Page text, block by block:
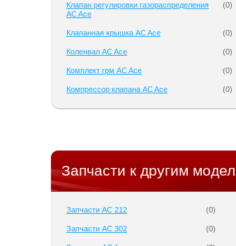
Клапан регулировки газораспределения
AC Ace
(0)
Клапанная крышка AC Ace (0)
Коленвал AC Ace (0)
Комплект грм AC Ace (0)
Компрессор клапана AC Ace (0)
Запчасти к другим
Запчасти AC 212 (0)
Запчасти AC 302 (0)